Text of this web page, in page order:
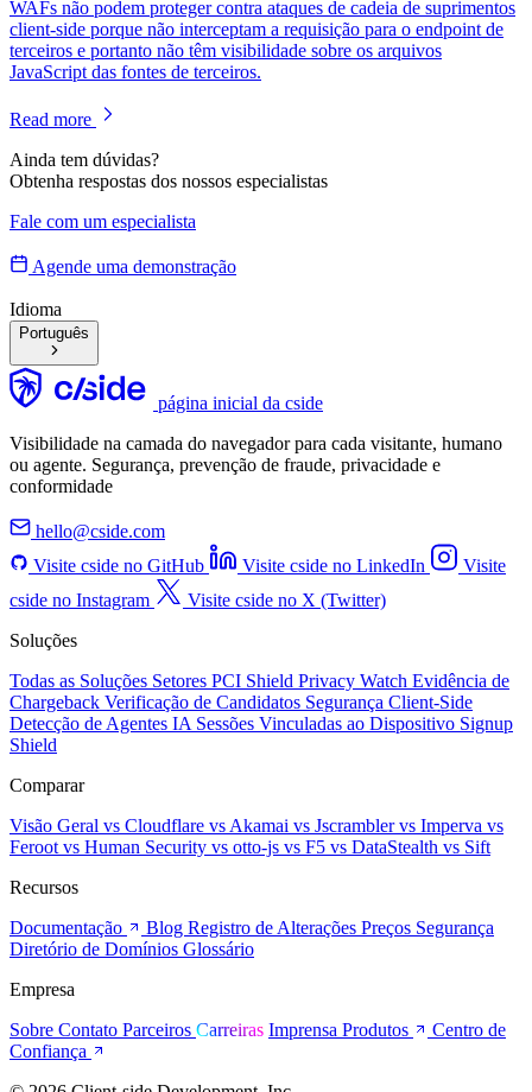
WAFs não podem proteger contra ataques de cadeia de suprimentos
client-side porque não interceptam a requisição para o endpoint de
terceiros e portanto não têm visibilidade sobre os arquivos
JavaScript das fontes de terceiros.
Read more
Ainda tem dúvidas?
Obtenha respostas dos nossos especialistas
Fale com um especialista
Agende uma demonstração
Idioma
Português
página inicial da cside
Visibilidade na camada do navegador para cada visitante, humano
ou agente. Segurança, prevenção de fraude, privacidade e
conformidade
hello@cside.com
Visite cside no GitHub
Visite cside no LinkedIn
Visite
cside no Instagram
Visite cside no X (Twitter)
Soluções
Todas as Soluções Setores PCI Shield Privacy Watch Evidência de
Chargeback Verificação de Candidatos Segurança Client-Side
Detecção de Agentes IA Sessões Vinculadas ao Dispositivo Signup
Shield
Comparar
Visão Geral vs Cloudflare vs Akamai vs Jscramblervs Imperva vs
Feroot vs Human Security vs otto-js vs F5 vs DataStealth vs Sift
Recursos
Documentação
Blog Registro de Alterações Preços Segurança
Diretório de Domínios Glossário
Empresa
Sobre Contato Parceiros Carreiras Imprensa Produtos
Centro de
Confiança